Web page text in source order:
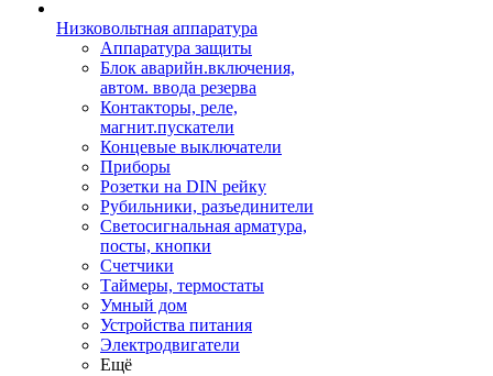
Низковольтная аппаратура
Аппаратура защиты
Блок аварийн.включения,
автом. ввода резерва
Контакторы, реле,
магнит.пускатели
Концевые выключатели
Приборы
Розетки на DIN рейку
Рубильники, разъединители
Светосигнальная арматура,
посты, кнопки
Счетчики
Таймеры, термостаты
Умный дом
Устройства питания
Электродвигатели
Ещё